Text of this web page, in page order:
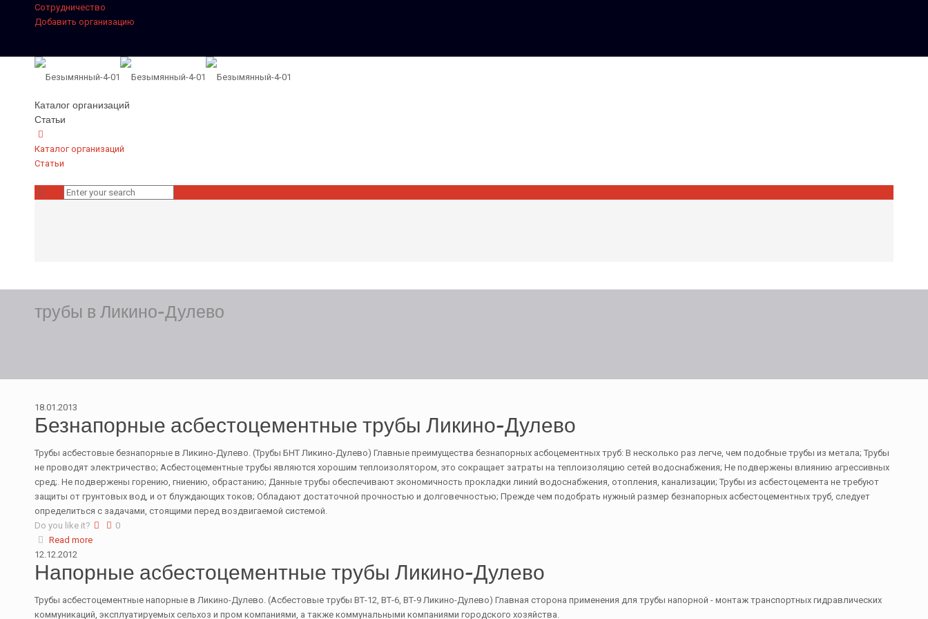
Сотрудничество
Добавить организацию
Каталог организаций
Статьи
Каталог организаций
Статьи
трубы в Ликино-Дулево
18.01.2013
Безнапорные асбестоцементные трубы Ликино-Дулево
Трубы асбестовые безнапорные в Ликино-Дулево. (Трубы БНТ Ликино-Дулево) Главные преимущества безнапорных асбоцементных труб: В несколько раз легче, чем подобные трубы из метала; Трубы
не проводят электричество; Асбестоцементные трубы являются хорошим теплоизолятором, это сокращает затраты на теплоизоляцию сетей водоснабжения; Не подвержены влиянию агрессивных
сред;. Не подвержены горению, гниению, обрастанию; Данные трубы обеспечивают экономичность прокладки линий водоснабжения, отопления, канализации; Трубы из асбестоцемента не требуют
защиты от грунтовых вод, и от блуждающих токов; Обладают достаточной прочностью и долговечностью; Прежде чем подобрать нужный размер безнапорных асбестоцементных труб, следует
определиться с задачами, стоящими перед воздвигаемой системой.
Do you like it?
0
Read more
12.12.2012
Напорные асбестоцементные трубы Ликино-Дулево
Трубы асбестоцементные напорные в Ликино-Дулево. (Асбестовые трубы ВТ-12, ВТ-6, ВТ-9 Ликино-Дулево) Главная сторона применения для трубы напорной - монтаж транспортных гидравлических
коммуникаций, эксплуатируемых сельхоз и пром компаниями, а также коммунальными компаниями городского хозяйства.